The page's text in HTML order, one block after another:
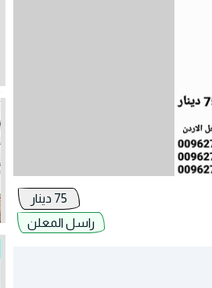
راسل المعلن